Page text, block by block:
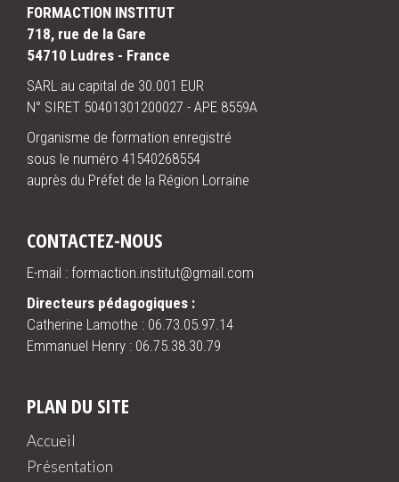
FORMACTION INSTITUT
718, rue de la Gare
54710 Ludres - France
SARL au capital de 30.001 EUR
N° SIRET 50401301200027 - APE 8559A
Organisme de formation enregistré
sous le numéro 41540268554
auprès du Préfet de la Région Lorraine
CONTACTEZ-NOUS
E-mail : formaction.institut@gmail.com
Directeurs pédagogiques :
Catherine Lamothe : 06.73.05.97.14
Emmanuel Henry : 06.75.38.30.79
PLAN DU SITE
Accueil
Présentation